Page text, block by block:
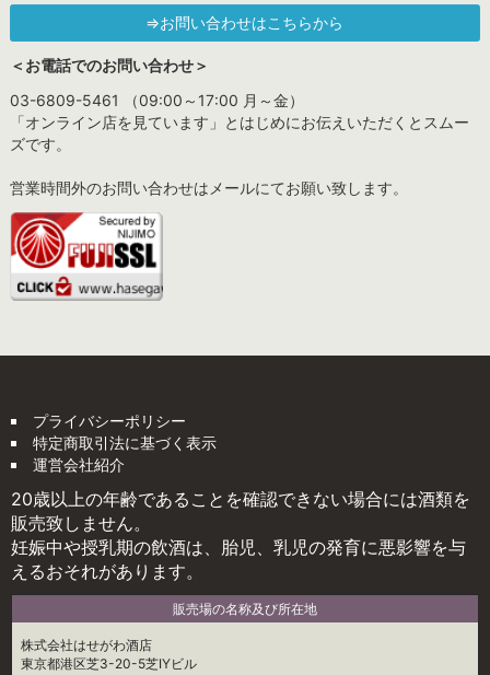
⇒お問い合わせはこちらから
＜お電話でのお問い合わせ＞
03-6809-5461 （09:00～17:00 月～金）
「オンライン店を見ています」とはじめにお伝えいただくとスムー
ズです。
営業時間外のお問い合わせはメールにてお願い致します。
プライバシーポリシー
特定商取引法に基づく表示
運営会社紹介
20歳以上の年齢であることを確認できない場合には酒類を
販売致しません。
妊娠中や授乳期の飲酒は、胎児、乳児の発育に悪影響を与
えるおそれがあります。
販売場の名称及び所在地
株式会社はせがわ酒店
東京都港区芝3-20-5芝IYビル